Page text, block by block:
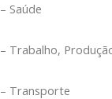
– Saúde
– Trabalho,
– Transporte